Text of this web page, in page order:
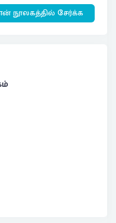
நூலகத்தில் சேர்க்க